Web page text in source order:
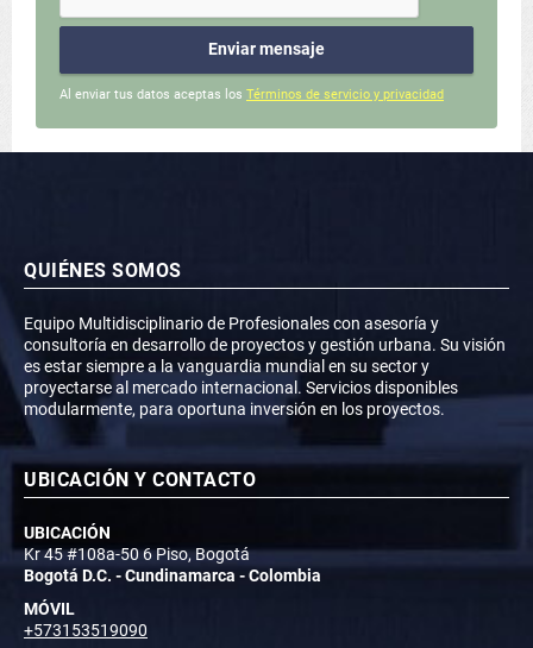
Enviar mensaje
Al enviar tus datos aceptas los Términos de servicio y privacidad
QUIÉNES SOMOS
Equipo Multidisciplinario de Profesionales con asesoría y
consultoría en desarrollo de proyectos y gestión urbana. Su visión
es estar siempre a la vanguardia mundial en su sector y
proyectarse al mercado internacional. Servicios disponibles
modularmente, para oportuna inversión en los proyectos.
UBICACIÓN Y CONTACTO
UBICACIÓN
Kr 45 #108a-50 6 Piso, Bogotá
Bogotá D.C. - Cundinamarca - Colombia
MÓVIL
+573153519090